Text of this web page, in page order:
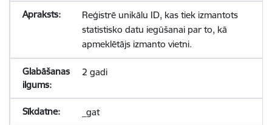
Reģistrē unikālu ID, kas tiek izmantots
statistisko datu iegūšanai par to, kā
apmeklētājs izmanto vietni.
2 gadi
_gat